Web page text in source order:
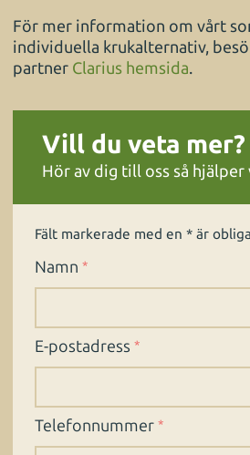
För mer information om vårt
individuella krukalternativ,
partner Clarius hemsida.
Vill du veta mer?
Hör av dig till oss så hjälper
Fält markerade med en * är
Namn *
E-postadress *
Telefonnummer *